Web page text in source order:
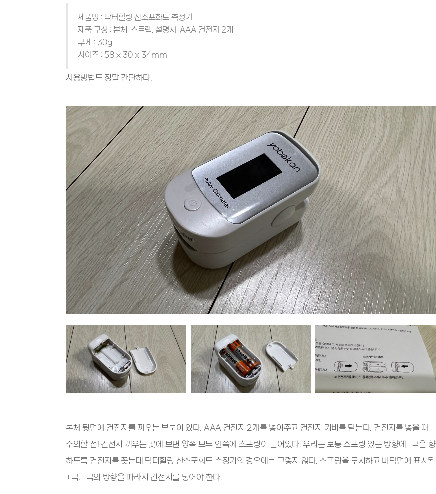
제품명 : 닥터힐링 산소포화도 측정기
제품 구성 : 본체, 스트랩, 설명서, AAA 건전지 2개
무게 : 30g
사이즈 : 58 x 30 x 34mm
사용방법도 정말 간단하다.
본체 뒷면에 건전지를 끼우는 부분이 있다. AAA 건전지 2개를 넣어주고 건전지 커버를 닫는다. 건전지를 넣을 때
주의할 점! 건전지 끼우는 곳에 보면 양쪽 모두 안쪽에 스프링이 들어있다. 우리는 보통 스프링 있는 방향에 -극을 향
하도록 건전지를 꽂는데 닥터힐링 산소포화도 측정기의 경우에는 그렇지 않다. 스프링을 무시하고 바닥면에 표시된
+극, -극의 방향을 따라서 건전지를 넣어야 한다.